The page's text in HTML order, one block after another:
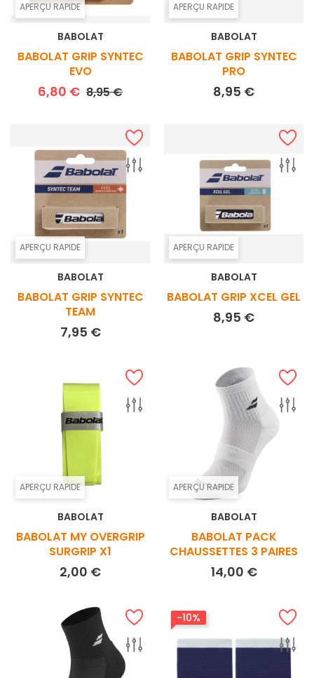
APERÇU RAPIDE
BABOLAT
BABOLAT GRIP SYNTEC
EVO
6,80 € Prix de base
8,95 €Prix
APERÇU RAPIDE
BABOLAT
BABOLAT GRIP SYNTEC
PRO
8,95 €Prix
APERÇU RAPIDE
BABOLAT
BABOLAT GRIP SYNTEC
TEAM
7,95 €Prix
APERÇU RAPIDE
BABOLAT
BABOLAT GRIP XCEL GEL
8,95 €Prix
APERÇU RAPIDE
BABOLAT
BABOLAT MY OVERGRIP
SURGRIP X1
2,00 €Prix
APERÇU RAPIDE
BABOLAT
BABOLAT PACK
CHAUSSETTES 3 PAIRES
14,00 €Prix
-10%